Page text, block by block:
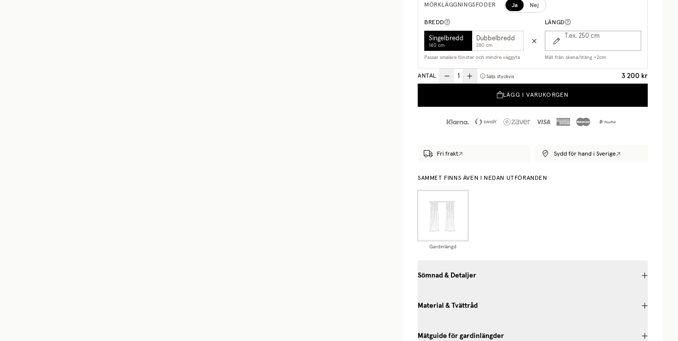
MÖRKLÄGGNINGSFODER Ja Nej
BREDD
Singelbredd
140 cm
Dubbelbredd
280 cm
Passar smalare fönster och mindre väggyta
LÄNGD
T.ex. 250 cm
Mät från skena/stång +2cm
ANTAL Säljs styckvis 3 200 kr
LÄGG I VARUKORGEN
Fri frakt Sydd för hand i Sverige
SAMMET FINNS ÄVEN I NEDAN UTFÖRANDEN
Gardinlängd
Sömnad & Detaljer
Material & Tvättråd
Mätguide för gardinlängder